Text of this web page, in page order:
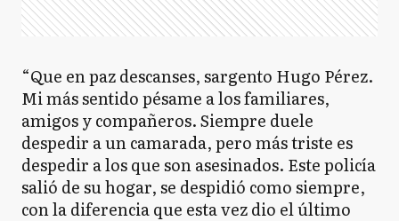
“Que en paz descanses, sargento Hugo Pérez.
Mi más sentido pésame a los familiares,
amigos y compañeros. Siempre duele
despedir a un camarada, pero más triste es
despedir a los que son asesinados. Este policía
salió de su hogar, se despidió como siempre,
con la diferencia que esta vez dio el último